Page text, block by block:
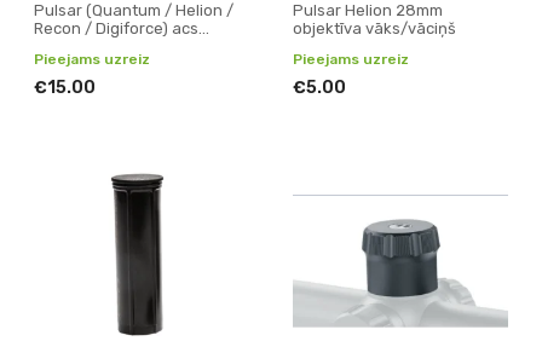
Pulsar (Quantum / Helion /
Recon / Digiforce) acs
Pieejams uzreiz
€15.00
Pulsar Helion 28mm
objektīva vāks/vāciņš
Pieejams uzreiz
€5.00